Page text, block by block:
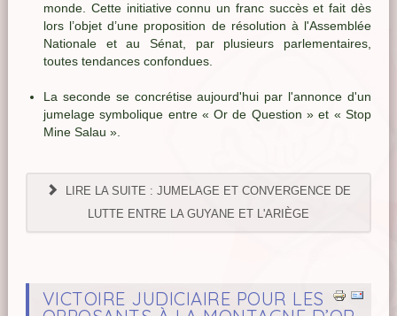
monde. Cette initiative connu un franc succès et fait dès
lors l’objet d’une proposition de résolution à l'Assemblée
Nationale et au Sénat, par plusieurs parlementaires,
toutes tendances confondues.
La seconde se concrétise aujourd'hui par l'annonce d'un
jumelage symbolique entre « Or de Question » et « Stop
Mine Salau ».
LIRE LA SUITE : JUMELAGE ET CONVERGENCE DE
LUTTE ENTRE LA GUYANE ET L'ARIÈGE
VICTOIRE JUDICIAIRE POUR LES